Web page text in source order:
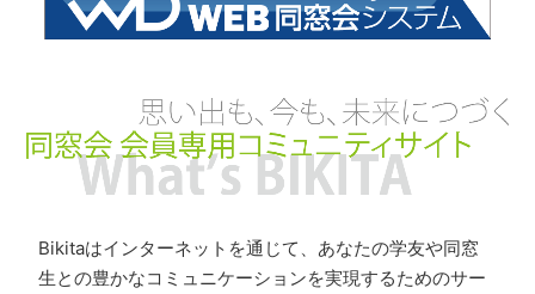
Bikitaはインターネットを通じて、あなたの学友や同窓
生との豊かなコミュニケーションを実現するためのサー